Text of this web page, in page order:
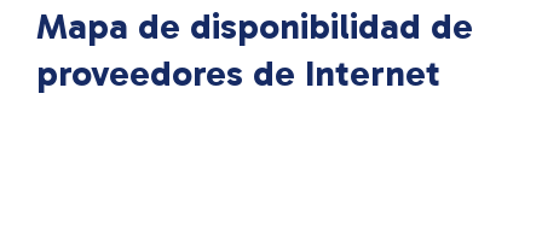
Mapa de disponibilidad de
proveedores de Internet